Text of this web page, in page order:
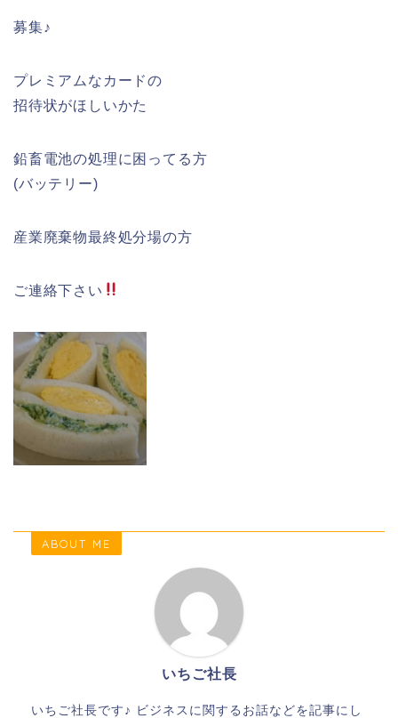
募集♪
プレミアムなカードの
招待状がほしいかた
鉛畜電池の処理に困ってる方
(バッテリー)
産業廃棄物最終処分場の方
ご連絡下さい
ABOUT ME
いちご社長
いちご社長です♪ ビジネスに関するお話などを記事にし